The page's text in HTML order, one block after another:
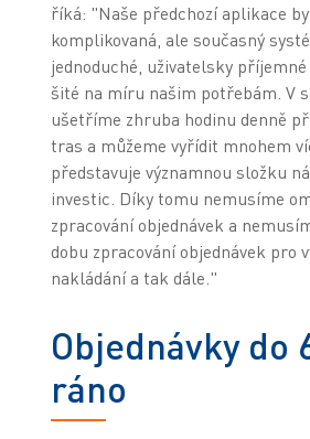
říká: "Naše předchozí aplikace
komplikovaná, ale současný
jednoduché, uživatelsky
šité na míru našim potřebám. V
ušetříme zhruba hodinu denně
tras a můžeme vyřídit mnohem
představuje významnou složku
investic. Díky tomu nemusíme
zpracování objednávek a
dobu zpracování objednávek pro
nakládání a tak dále."
Objednávky do
ráno